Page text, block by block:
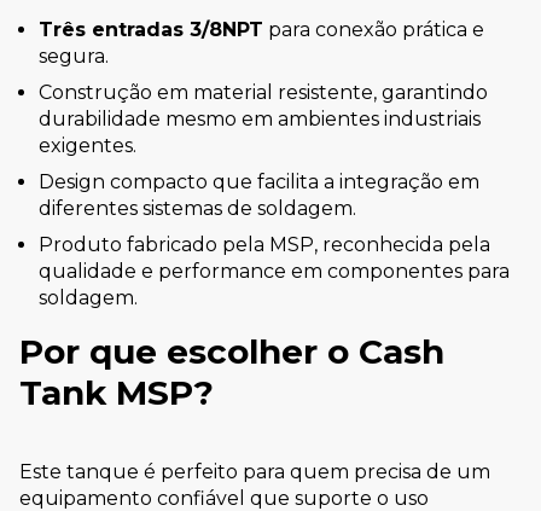
Três entradas 3/8NPT para conexão prática e
segura.
Construção em material resistente, garantindo
durabilidade mesmo em ambientes industriais
exigentes.
Design compacto que facilita a integração em
diferentes sistemas de soldagem.
Produto fabricado pela MSP, reconhecida pela
qualidade e performance em componentes para
soldagem.
Por que escolher o Cash
Tank MSP?
Este tanque é perfeito para quem precisa de um
equipamento confiável que suporte o uso